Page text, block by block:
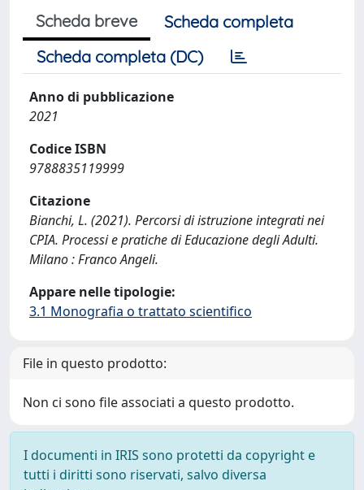
Scheda breve
Scheda completa
Scheda completa (DC)
Anno di pubblicazione
2021
Codice ISBN
9788835119999
Citazione
Bianchi, L. (2021). Percorsi di istruzione integrati nei
CPIA. Processi e pratiche di Educazione degli Adulti.
Milano : Franco Angeli.
Appare nelle tipologie:
3.1 Monografia o trattato scientifico
File in questo prodotto:
Non ci sono file associati a questo prodotto.
I documenti in IRIS sono protetti da copyright e
tutti i diritti sono riservati, salvo diversa